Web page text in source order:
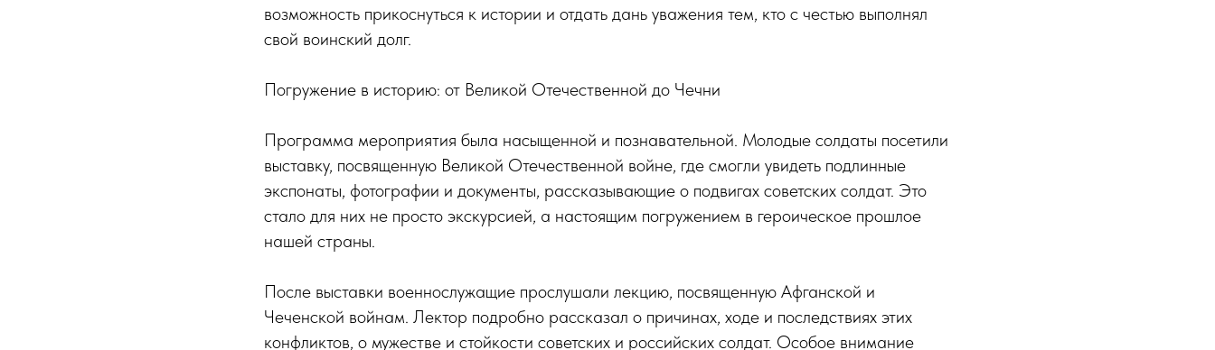
возможность прикоснуться к истории и отдать дань уважения тем, кто с честью выполнял
свой воинский долг.
Погружение в историю: от Великой Отечественной до Чечни
Программа мероприятия была насыщенной и познавательной. Молодые солдаты посетили
выставку, посвященную Великой Отечественной войне, где смогли увидеть подлинные
экспонаты, фотографии и документы, рассказывающие о подвигах советских солдат. Это
стало для них не просто экскурсией, а настоящим погружением в героическое прошлое
нашей страны.
После выставки военнослужащие прослушали лекцию, посвященную Афганской и
Чеченской войнам. Лектор подробно рассказал о причинах, ходе и последствиях этих
конфликтов, о мужестве и стойкости советских и российских солдат. Особое внимание